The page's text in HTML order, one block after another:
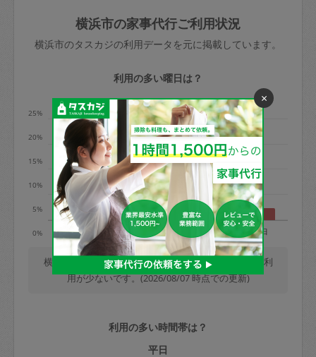
依頼者不在による当日キャンセル＝依頼
金額の100%＋交通費全額
※例：依頼日時／土曜日午前9時開始の場
合、水曜日午前9時以降はキャンセル料が
発生
水曜日9時〜金曜日9時まで＝依頼料金の
50%
金曜日9時～土曜日8時まで＝依頼金額の
100%
土曜日8時〜実施時間＝依頼金額の100%
＋交通費全額
依頼者不在による当日キャンセル＝依頼
金額の100%＋交通費全額
定期契約をキャンセルする場合、毎週定
期は月2回まで隔週定期は月1回までキャ
きた場合は損害保険の対象外となるので
ご注意ください。
玉、など
あわせてこちらも参照ください：初めて
はありますか？
横浜市の家事代行ご利用状況
横浜市のタスカジの利用データを元に掲載しています。
利用の多い曜日は？
0%
5%
10%
15%
20%
25%
月 火 木 日
横浜市では、毎週木曜日の利用が最も多く、日曜日の利
用が少ないです。(2026/08/07 時点での更新)
利用の多い時間帯は？
平日
×